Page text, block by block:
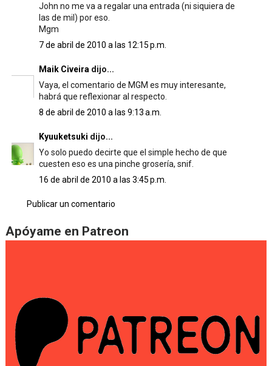
John no me va a regalar una entrada (ni siquiera de
las de mil) por eso.
Mgm
7 de abril de 2010 a las 12:15 p.m.
Maik Civeira dijo...
Vaya, el comentario de MGM es muy interesante,
habrá que reflexionar al respecto.
8 de abril de 2010 a las 9:13 a.m.
Kyuuketsuki dijo...
Yo solo puedo decirte que el simple hecho de que
cuesten eso es una pinche grosería, snif.
16 de abril de 2010 a las 3:45 p.m.
Publicar un comentario
Apóyame en Patreon